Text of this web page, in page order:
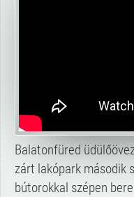
Balatonfüred
zárt lakópark második
bútorokkal szépen